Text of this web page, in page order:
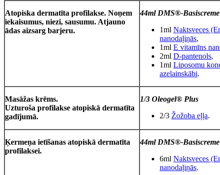
Atopiska dermatīta profilakse. Noņem
iekaisumus, niezi, sausumu. Atjauno
ādas aizsarg barjeru.
44ml DMS®-
1ml Naktsveces
nanodaļiņās,
1ml E vitamīns
2ml D-pantenols,
1ml Liposomu
azelainskābi.
Masāžas krēms.
Uzturoša profilakse atopiskā dermatīta
gadījumā.
1/3 Oleogel® Plus
2/3 Žožoba eļļa.
Ķermeņa ietīšanas atopiskā dermatīta
profilaksei.
44ml DMS®-
6ml Naktsveces
nanodaļiņās.